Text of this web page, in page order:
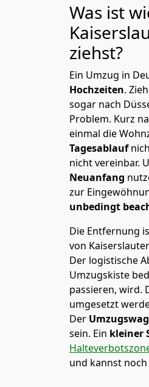
Was ist
ziehst?
Ein Umzug in
Hochzeiten.
sogar nach
Problem. Kurz
einmal die
Tagesablauf
nicht vereinbar.
Neuanfang
zur
unbedingt
Die Entfernung
von
Der logistische
Umzugskiste
passieren, wird.
umgesetzt
Der
sein. Ein kleiner
und kannst